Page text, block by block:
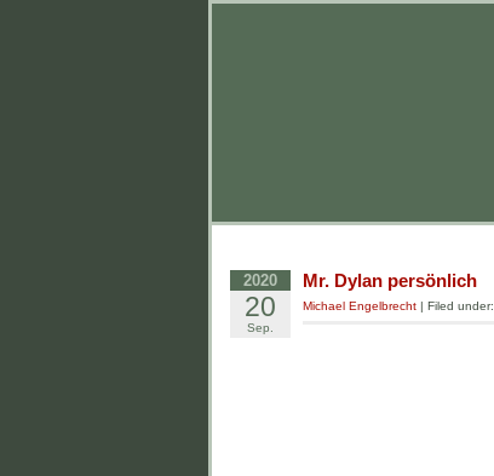
2020
20
Sep.
Mr. Dylan persönlich
Michael Engelbrecht | Filed under: